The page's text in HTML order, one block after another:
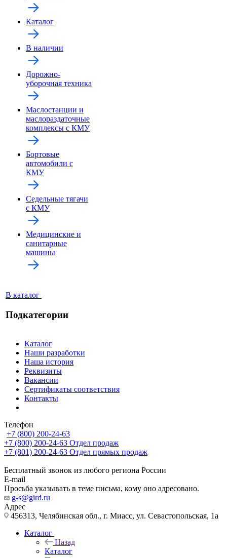
Каталог
В наличии
Дорожно-
уборочная техника
Маслостанции и
маслораздаточные
комплексы с КМУ
Бортовые
автомобили с
КМУ
Седельные тягачи
с КМУ
Медицинские и
санитарные
машины
В каталог
Подкатегории
Каталог
Наши разработки
Наша история
Реквизиты
Вакансии
Сертификаты соответствия
Контакты
Телефон
+7 (800) 200-24-63
+7 (800) 200-24-63 Отдел продаж
+7 (801) 200-24-63 Отдел прямых продаж
Бесплатный звонок из любого региона России
E-mail
Просьба указывать в теме письма, кому оно адресовано.
g-s@gird.ru
Адрес
456313, Челябинская обл., г. Миасс, ул. Севастопольская, 1а
Каталог
Назад
Каталог